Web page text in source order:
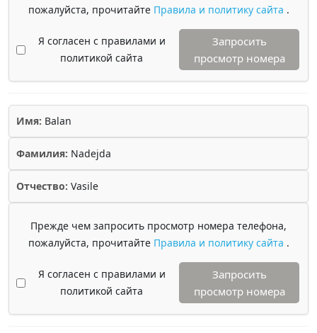
пожалуйста, прочитайте Правила и политику сайта .
Я согласен с правилами и
политикой сайта
Запросить
просмотр номера
Имя: Balan
Фамилия: Nadejda
Отчество: Vasile
Прежде чем запросить просмотр номера телефона,
пожалуйста, прочитайте Правила и политику сайта .
Я согласен с правилами и
политикой сайта
Запросить
просмотр номера